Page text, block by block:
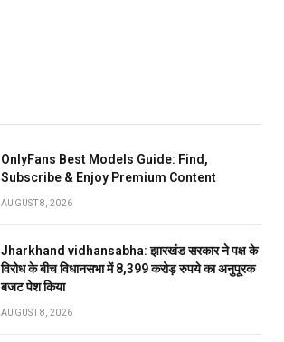
OnlyFans Best Models Guide: Find,
Subscribe & Enjoy Premium Content
AUGUST 8, 2026
Jharkhand vidhansabha: झारखंड सरकार ने पक्ष के
विरोध के बीच विधानसभा में 8,399 करोड़ रुपये का अनुपूरक
बजट पेश किया
AUGUST 8, 2026